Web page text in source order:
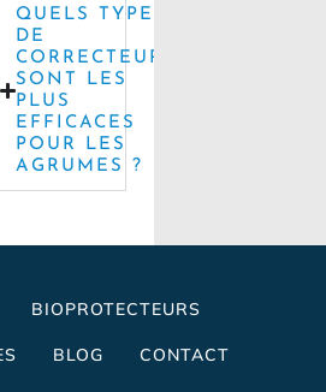
QUELS TYPES
DE
CORRECTEURS
SONT LES
PLUS
EFFICACES
POUR LES
AGRUMES ?
BIOPROTECTEURS
BLOG CONTACT